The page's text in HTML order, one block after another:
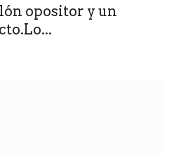
opositor y un